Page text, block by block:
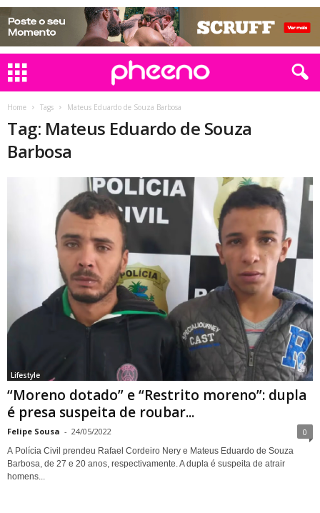
Home Tags Mateus Eduardo de Souza Barbosa
Tag: Mateus Eduardo de Souza
Barbosa
Lifestyle
“Moreno dotado” e “Restrito moreno”: dupla
é presa suspeita de roubar...
Felipe Sousa - 24/05/2022 0
A Polícia Civil prendeu Rafael Cordeiro Nery e Mateus Eduardo de Souza
Barbosa, de 27 e 20 anos, respectivamente. A dupla é suspeita de atrair
homens...